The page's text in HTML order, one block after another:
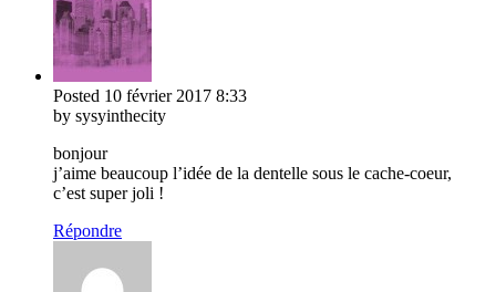
Posted 10 février 2017 8:33
by sysyinthecity
bonjour
j’aime beaucoup l’idée de la dentelle sous le cache-coeur,
c’est super joli !
Répondre